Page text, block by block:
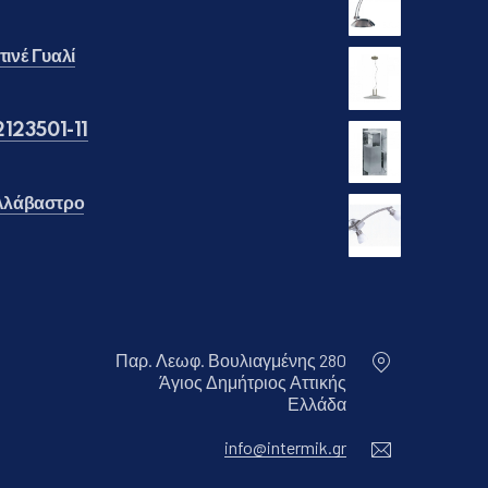
Γυαλί
11
Παρ. Λεωφ. Βουλιαγμένης 280
Άγιος Δημήτριος Αττικής
ΕλλάδαΝέο παράθυρο
info@intermik.gr